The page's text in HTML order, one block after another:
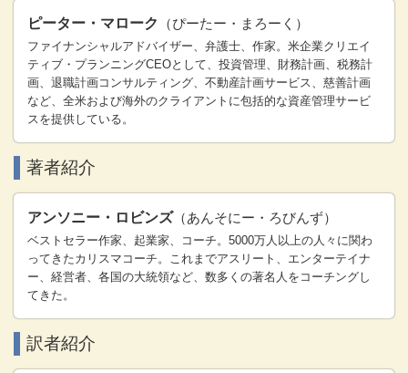
ピーター・マローク （ぴーたー・まろーく）
ファイナンシャルアドバイザー、弁護士、作家。米企業クリエイ
ティブ・プランニングCEOとして、投資管理、財務計画、税務計
画、退職計画コンサルティング、不動産計画サービス、慈善計画
など、全米および海外のクライアントに包括的な資産管理サービ
スを提供している。
著者紹介
アンソニー・ロビンズ（あんそにー・ろびんず）
ベストセラー作家、起業家、コーチ。5000万人以上の人々に関わ
ってきたカリスマコーチ。これまでアスリート、エンターテイナ
ー、経営者、各国の大統領など、数多くの著名人をコーチングし
てきた。
訳者紹介